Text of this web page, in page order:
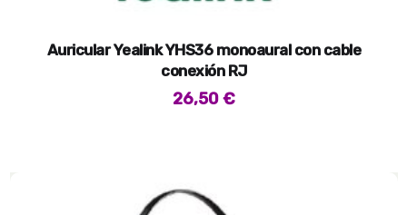
Auricular Yealink YHS36 monoaural con cable
conexión RJ
26,50€